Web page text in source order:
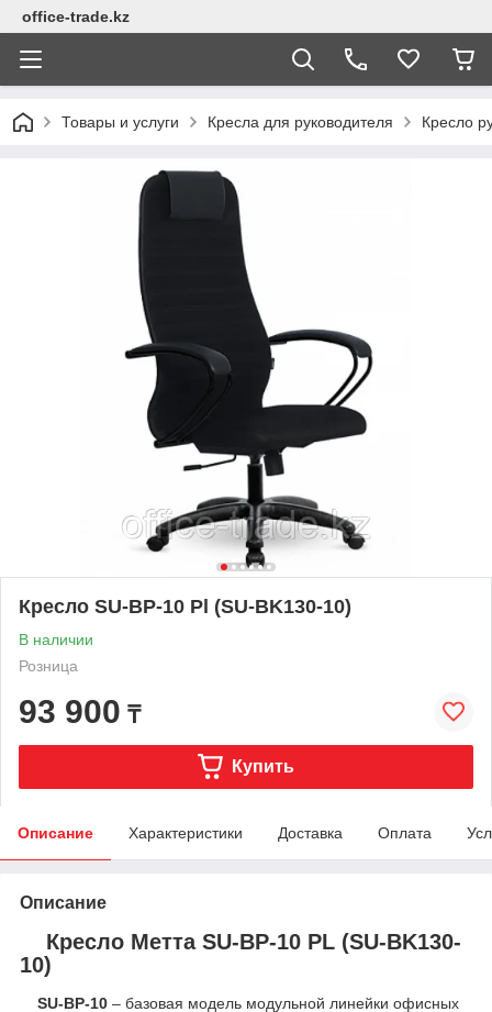
office-trade.kz
Товары и услуги Кресла для руководителя Кресло
Кресло SU-BP-10 Pl (SU-BK130-10)
В наличии
Розница
93 900 ₸
Купить
Описание Характеристики Доставка Оплата
Описание
Кресло Метта SU-BP-10 PL (SU-BK130-
10)
SU-BP-10 – базовая модель модульной линейки офисных